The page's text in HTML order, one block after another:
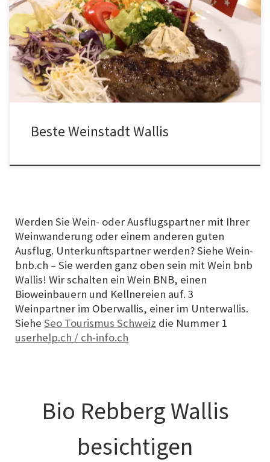
Gute Weinstadt im Wallis Sion oder Siders – nur eine Stadt kann
Städtereisen Schweiz Weinstadt VS werden. Beide haben ein
gutes Angebot und vorläufig bewerben wir mal beide Städte. Sion
[…]
Beste Weinstadt Wallis
Werden Sie Wein- oder Ausflugspartner mit Ihrer
Weinwanderung oder einem anderen guten
Ausflug. Unterkunftspartner werden? Siehe Wein-
bnb.ch – Sie werden ganz oben sein mit Wein bnb
Wallis! Wir schalten ein Wein BNB, einen
Bioweinbauern und Kellnereien auf. 3
Weinpartner im Oberwallis, einer im Unterwallis.
Siehe Seo Tourismus Schweiz die Nummer 1
userhelp.ch / ch-info.ch
Bio Rebberg Wallis
besichtigen